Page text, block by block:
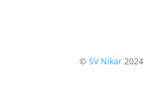
©SV Nikar 2024